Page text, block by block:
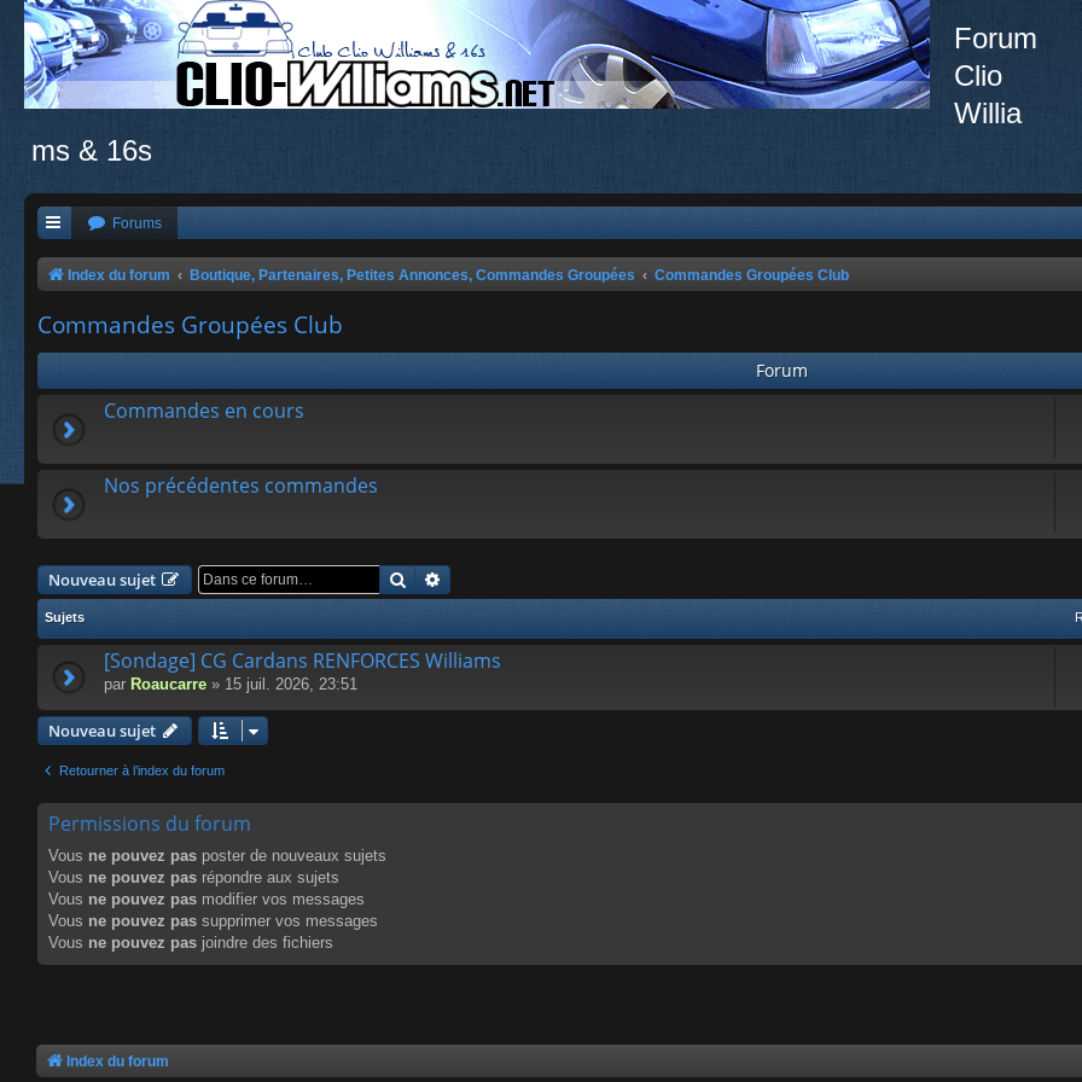
Forum
Clio
Willia
ms & 16s
Forums
Index du forum Boutique, Partenaires, Petites Annonces, Commandes Groupées Commandes Groupées Club
Commandes Groupées Club
Forum
Commandes en cours
Nos précédentes commandes
Nouveau sujet Rechercher
Sujets
[Sondage] CG Cardans RENFORCES Williams
par Roaucarre » 15 juil. 2026, 23:51
Nouveau sujet
Retourner à l’index du forum
Permissions du forum
Vous ne pouvez pas poster de nouveaux sujets
Vous ne pouvez pas répondre aux sujets
Vous ne pouvez pas modifier vos messages
Vous ne pouvez pas supprimer vos messages
Vous ne pouvez pas joindre des fichiers
Index du forum